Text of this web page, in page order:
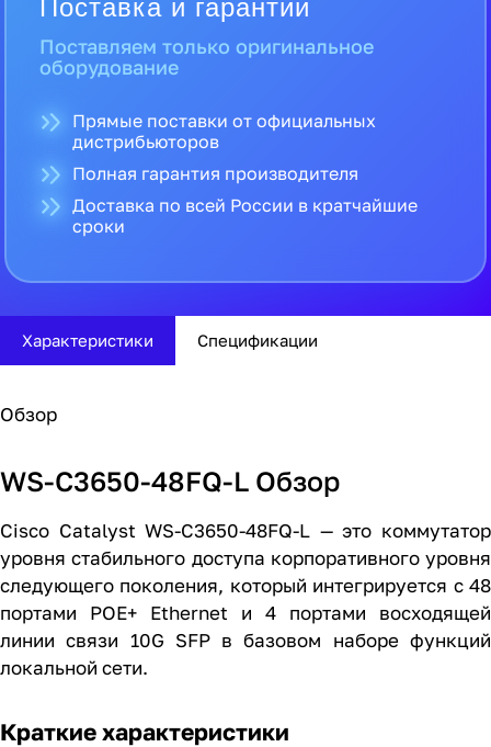
Поставка и гарантии
Поставляем только оригинальное
оборудование
Прямые поставки от официальных
дистрибьюторов
Полная гарантия производителя
Доставка по всей России в кратчайшие
сроки
Характеристики Спецификации
Обзор
WS-C3650-48FQ-L Обзор
Cisco Catalyst WS-C3650-48FQ-L — это коммутатор
уровня стабильного доступа корпоративного уровня
следующего поколения, который интегрируется с 48
портами POE+ Ethernet и 4 портами восходящей
линии связи 10G SFP в базовом наборе функций
локальной сети.
Краткие характеристики